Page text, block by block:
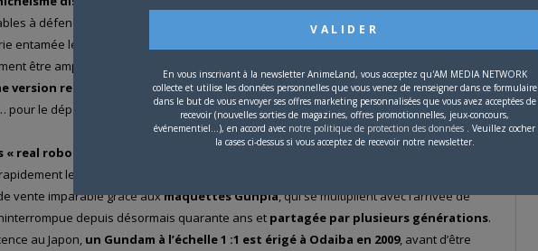
à défendre. Le virage est trop rude
entamée le 7 avril 1979,
être amputée de sept épisodes ! Mais
version remontée en trilogieremporte
le dépasser.
« real robotto » prennent le devant de la scène Mobile Suit Gundam
les frontières de l’archipel. Incompris au début, ces
vente imparable grâce auxmaquettes Gunpla, qui se multiplient avec l’arrivée de
depuis désormais quarante ans et partagée par plusieurs générations.
au Japon, un Gundam à l’échelle 1 :1 est érigé à Odaiba en 2009, avant d’être
En vous inscrivant à la newsletter AnimeLand, vous acceptez qu'AM MEDIA NETWORK
collecte et utilise les données personnelles que vous venez de renseigner dans ce formulaire
dans le but de vous envoyer ses offres marketing personnalisées que vous avez acceptées de
recevoir (nouvelles sorties de magazines, offres promotionnelles, jeux-concours,
événementiel...), en accord avec notre politique de protection des données . Veuillez cocher
la cases ci-dessus si vous acceptez de recevoir notre newsletter.